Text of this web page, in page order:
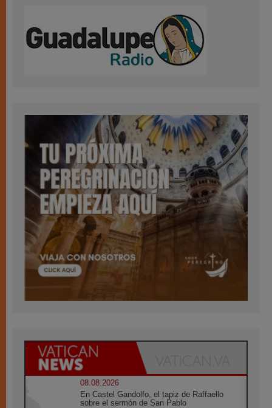
08.08.2026
En Castel Gandolfo, el tapiz de Raffaello
sobre el sermón de San Pablo